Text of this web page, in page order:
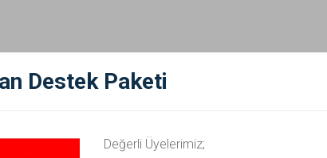
Destek Paketi
Değerli Üyelerimiz;